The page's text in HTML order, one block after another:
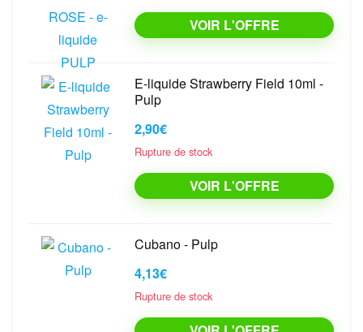
VOIR L'OFFRE
E-liquide Strawberry Field 10ml -
Pulp
2,90€
Rupture de stock
VOIR L'OFFRE
Cubano - Pulp
4,13€
Rupture de stock